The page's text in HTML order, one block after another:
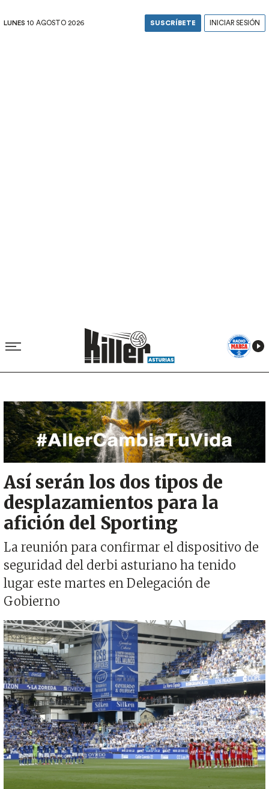
LUNES 10 AGOSTO 2026 SUSCRÍBETE INICIAR SESIÓN
Image
Así serán los dos tipos de
desplazamientos para la
afición del Sporting
La reunión para confirmar el dispositivo de
seguridad del derbi asturiano ha tenido
lugar este martes en Delegación de
Gobierno
Imagen